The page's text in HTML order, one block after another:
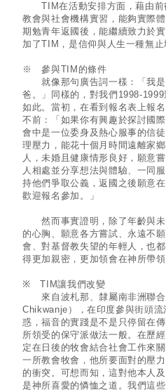
TIM在活動安排方面，藉由前
教會與社會機構實習，能夠實際
期勉青年返國後，能繼續致力於
加了TIM，是信仰與人生一種無
※ 參與TIM的條件
就像那句廣告詞一樣：「我是
爸。」同樣的，對我們1998-
如此。當初，在看到報名表上報
不前：「如果你有興趣於探討國
會中是一位委身及熱心服事的信
理壓力，能花十個月時間遠離家
人，未婚且健康情形良好，願意
人相處並分享想法與體驗、一同
持他們爭取公義，返國之後願意
歡迎報名參加。」
然而事實證明，除了年齡與未
的心胸、願意各方嘗試、永遠不
會、對基督教失望的年輕人，也
得更加親密，更加領會在神所帶
※ TIM讓我們改變
來自波札那、隸屬南非洲聯合
Chikwanje），在印度參與街頭
惑，福音的實踐是不是只停留在
所領受的保守派做法一般。在歷
定在日後的牧會結合社會工作來
一所教會牧會，他所要面對的壓
的衝突。可想而知，這對他本人
是神所喜愛的憐恤之道。我們這